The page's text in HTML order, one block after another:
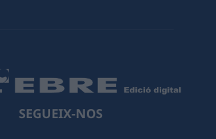
SEGUEIX-NOS